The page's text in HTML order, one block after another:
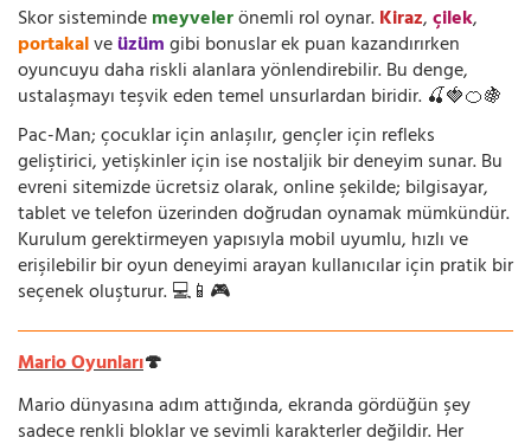
Skor sistemindemeyvelerönemli rol oynar.Kiraz,çilek,
portakalveüzümgibi bonuslar ek puan kazandırırken
oyuncuyu daha riskli alanlara yönlendirebilir. Bu denge,
ustalaşmayı teşvik eden temel unsurlardan biridir. 🍒🍓🍊🍇
Pac-Man; çocuklar için anlaşılır, gençler için refleks
geliştirici, yetişkinler için ise nostaljik bir deneyim sunar. Bu
evreni sitemizde ücretsiz olarak, online şekilde; bilgisayar,
tablet ve telefon üzerinden doğrudan oynamak mümkündür.
Kurulum gerektirmeyen yapısıyla mobil uyumlu, hızlı ve
erişilebilir bir oyun deneyimi arayan kullanıcılar için pratik bir
seçenek oluşturur. 💻📱🎮
Mario Oyunları🍄
Mario dünyasına adım attığında, ekranda gördüğün şey
sadece renkli bloklar ve sevimli karakterler değildir. Her